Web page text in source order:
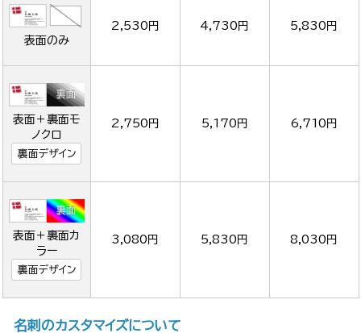
表面のみ
2,530円 4,730円 5,830円
表面＋裏面モ
ノクロ
裏面デザイン
2,750円 5,170円 6,710円
表面＋裏面カ
ラー
裏面デザイン
3,080円 5,830円 8,030円
名刺のカスタマイズについて